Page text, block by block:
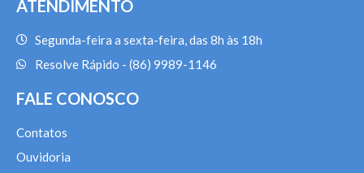
ATENDIMENTO
Segunda-feira a sexta-feira, das 8h às 18h
Resolve Rápido - (86) 9989-1146
FALE CONOSCO
Contatos
Ouvidoria